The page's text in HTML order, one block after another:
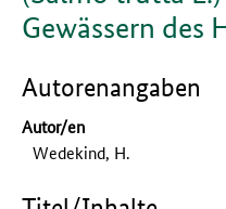
Gewässern des
Autorenangaben
Autor/en
Wedekind, H.